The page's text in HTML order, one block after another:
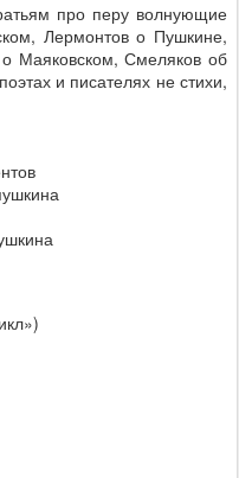
про перу волнующие
Лермонтов о Пушкине,
Маяковском, Смеляков об
и писателях не стихи,